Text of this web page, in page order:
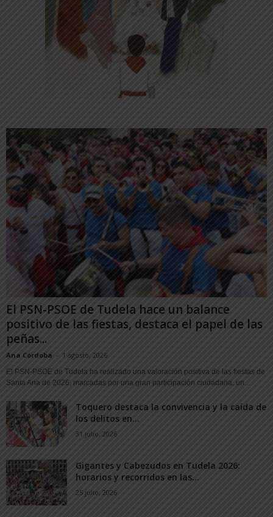
El PSN-PSOE de Tudela hace un balance
positivo de las fiestas, destaca el papel de las
peñas...
Ana Córdoba - 1 agosto, 2026
El PSN-PSOE de Tudela ha realizado una valoración positiva de las fiestas de
Santa Ana de 2026, marcadas por una gran participación ciudadana, un...
Toquero destaca la convivencia y la caída de
los delitos en...
31 julio, 2026
Gigantes y Cabezudos en Tudela 2026:
horarios y recorridos en las...
25 julio, 2026